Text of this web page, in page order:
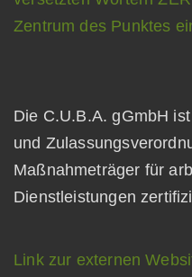
Die C.U.B.A. gGmbH
und
Maßnahmeträger für
Dienstleistungen
Link zur externen